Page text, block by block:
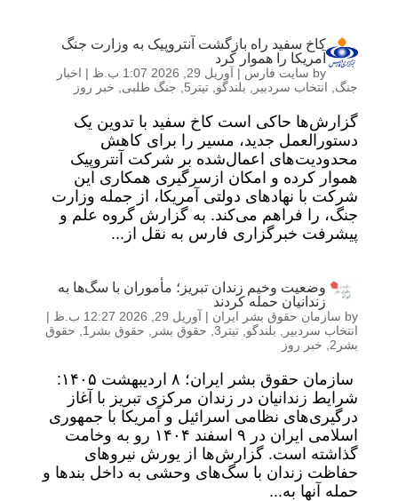
کاخ سفید راه بازگشت آنتروپیک به وزارت جنگ
آمریکا را هموار کرد
by سایت فارس | آوریل 29, 2026 1:07 ب.ظ | اخبار
جنگ
انتخاب سردبیر بلندگو تیتر5 جنگ طلبی خبر روز
گزارش‌ها حاکی است کاخ سفید با تدوین یک
دستورالعمل جدید، مسیر را برای کاهش
محدودیت‌های اعمال‌شده بر شرکت آنتروپیک
هموار کرده و امکان ازسرگیری همکاری این
شرکت با نهادهای دولتی آمریکا، از جمله وزارت
جنگ، را فراهم می‌کند. به گزارش گروه علم و
پیشرفت خبرگزاری فارس به نقل از...
وضعیت وخیم زندان تبریز؛ مأموران با سگ‌ها به
زندانیان حمله کردند
by سازمان حقوق بشر ایران | آوریل 29, 2026 12:27 ب.ظ
|
انتخاب سردبیر
بلندگو تیتر3 , حقوق بشر حقوق بشر1
حقوق
بشر2
خبر روز
سازمان حقوق بشر ایران؛ ۸ اردیبهشت ۱۴۰۵:
شرایط زندانیان در زندان مرکزی تبریز با آغاز
درگیری‌های نظامی اسرائیل و آمریکا با جمهوری
اسلامی ایران در ۹ اسفند ۱۴۰۴ رو به وخامت
گذاشته است. گزارش‌ها از یورش نیروهای
حفاظت زندان با سگ‌های وحشی به داخل بندها و
حمله آنها به...